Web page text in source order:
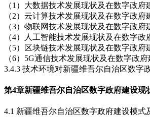
（1）大数据技术发展现状及在数字政府
（2）云计算技术发展现状及在数字政府
（3）物联网技术发展现状及在数字政府
（4）人工智能技术发展现状及在数字政
（5）区块链技术发展现状及在数字政府
（6）5G通信技术发展现状及在数字政
3.4.3 技术环境对新疆维吾尔自治区数字
第4章新疆维吾尔自治区数字政府建设现
4.1 新疆维吾尔自治区数字政府建设模式